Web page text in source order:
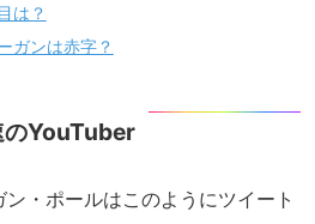
は？
ガンは赤字？
のYouTuber
・ポールはこのようにツイート